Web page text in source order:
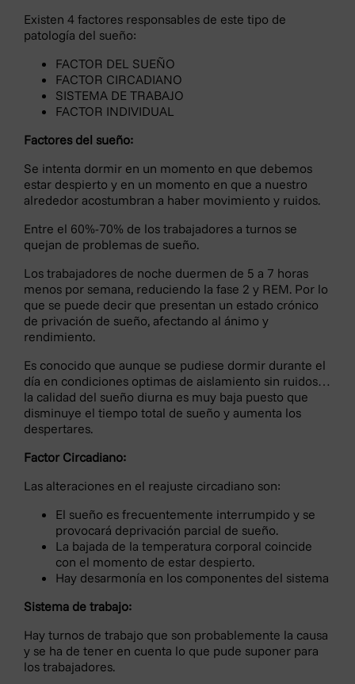
Existen 4 factores responsables de este tipo de
patología del sueño:
FACTOR DEL SUEÑO
FACTOR CIRCADIANO
SISTEMA DE TRABAJO
FACTOR INDIVIDUAL
Factores del sueño:
Se intenta dormir en un momento en que debemos
estar despierto y en un momento en que a nuestro
alrededor acostumbran a haber movimiento y ruidos.
Entre el 60%-70% de los trabajadores a turnos se
quejan de problemas de sueño.
Los trabajadores de noche duermen de 5 a 7 horas
menos por semana, reduciendo la fase 2 y REM. Por lo
que se puede decir que presentan un estado crónico
de privación de sueño, afectando al ánimo y
rendimiento.
Es conocido que aunque se pudiese dormir durante el
día en condiciones optimas de aislamiento sin ruidos…
la calidad del sueño diurna es muy baja puesto que
disminuye el tiempo total de sueño y aumenta los
despertares.
Factor Circadiano:
Las alteraciones en el reajuste circadiano son:
El sueño es frecuentemente interrumpido y se
provocará deprivación parcial de sueño.
La bajada de la temperatura corporal coincide
con el momento de estar despierto.
Hay desarmonía en los componentes del sistema
Sistema de trabajo:
Hay turnos de trabajo que son probablemente la causa
y se ha de tener en cuenta lo que pude suponer para
los trabajadores.
Política de privacidad
En cumplimiento de la Ley Orgánica 3/2018, de 5 de
diciembre, de Protección de Datos Personales y
garantía de los derechos digitales y el Reglamento (UE)
facilitados por usted serán incorporados a la base de
datos titularidad de OTOSALUD S.L., con la finalidad de
facilitarle la información solicitada acerca de nuestros
productos y servicios.
El responsable de tratamiento de sus datos es
La base jurídica del tratamiento de la información es el
consentimiento otorgado por el interesado
Los datos personales que usted aporte cuando nos
contacte por medio de los formularios web serán
conservados durante el tiempo necesario para la
atención de su solicitud y mientras no se solicite su
cancelación.
En ningún caso OTOSALUD S.L. utilizará los datos
personales de los interesados para fines distintos de
los anteriormente mencionados, y se compromete a